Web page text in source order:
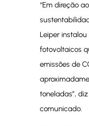
“Em direção
Leiper
fotovoltaicos
emissões de
toneladas”,
comunicado.